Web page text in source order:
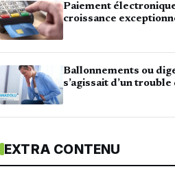
Paiement
croissance
Ballonnements ou
s’agissait d’un
EXTRA CONTENU